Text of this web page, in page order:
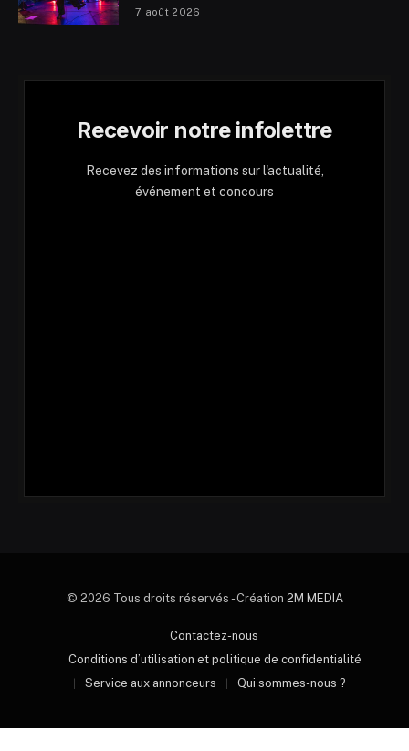
7 août 2026
Recevoir notre infolettre
Recevez des informations sur l'actualité,
événement et concours
© 2026 Tous droits réservés - Création 2M MEDIA
Contactez-nous
Conditions d’utilisation et politique de confidentialité
Service aux annonceurs
Qui sommes-nous ?